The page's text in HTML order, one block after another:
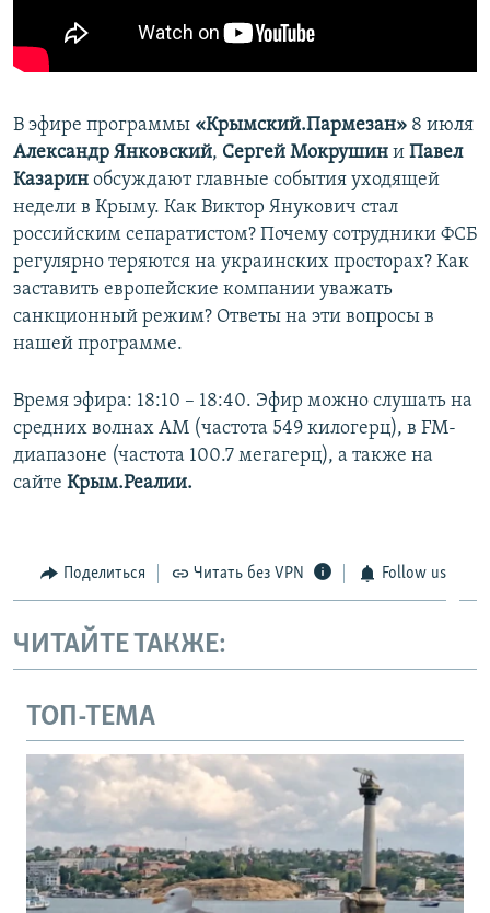
ПОБЕДИТЕЛЕЙ НЕ СУДЯТ?
КРЫМ.НЕПОКОРЕННЫЙ
УКРАИНСКАЯ ПРОБЛЕМА КРЫМА
ПРИСОЕДИНЯЙТЕСЬ!
Все сайты RFE/RL
В эфире программы «Крымский.Пармезан» 8 июля
Александр Янковский, Сергей Мокрушин и Павел
Казарин обсуждают главные события уходящей
недели в Крыму. Как Виктор Янукович стал
российским сепаратистом? Почему сотрудники ФСБ
регулярно теряются на украинских просторах? Как
заставить европейские компании уважать
санкционный режим? Ответы на эти вопросы в
нашей программе.
Время эфира: 18:10 – 18:40. Эфир можно слушать на
средних волнах AM (частота 549 килогерц), в FM-
диапазоне (частота 100.7 мегагерц), а также на
сайте Крым.Реалии.
Поделиться Читать без VPN Follow us
ЧИТАЙТЕ ТАКЖЕ:
ТОП-ТЕМА